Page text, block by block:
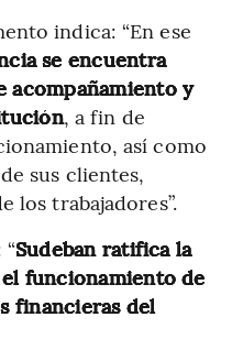
indica: “En ese
se encuentra
acompañamiento y
, a fin de
así como
sus clientes,
los trabajadores”.
Sudeban ratifica la
funcionamiento de
financieras del